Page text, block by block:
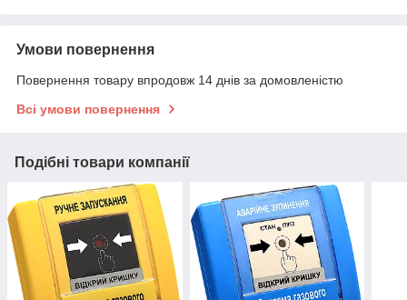
Умови повернення
Повернення товару впродовж 14 днів за домовленістю
Всі умови повернення
Подібні товари компанії